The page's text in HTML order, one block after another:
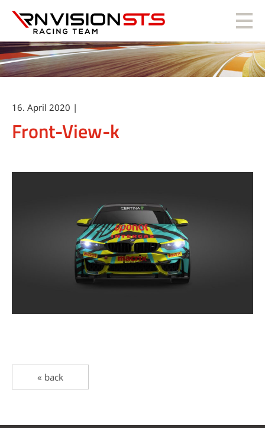
RN Vision STS
16. April 2020 |
Front-View-k
« back